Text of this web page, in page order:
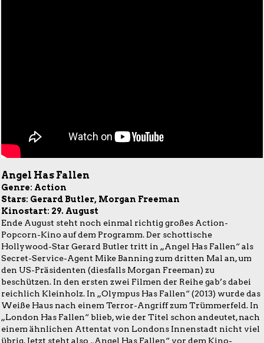
Angel Has Fallen
Genre: Action
Stars: Gerard Butler, Morgan Freeman
Kinostart: 29. August
Ende August steht noch einmal richtig großes Action-
Popcorn-Kino auf dem Programm. Der schottische
Hollywood-Star Gerard Butler tritt in „Angel Has Fallen“ als
Secret-Service-Agent Mike Banning zum dritten Mal an, um
den US-Präsidenten (diesfalls Morgan Freeman) zu
beschützen. In den ersten zwei Filmen der Reihe gab’s dabei
reichlich Kleinholz. In „Olympus Has Fallen“ (2013) wurde das
Weiße Haus nach einem Terror-Angriff zum Trümmerfeld. In
„London Has Fallen“ blieb, wie der Titel schon andeutet, nach
einem ähnlichen Attentat von Londons Innenstadt nicht viel
übrig. Jetzt steht also „Angel Has Fallen“ vor dem Kino-